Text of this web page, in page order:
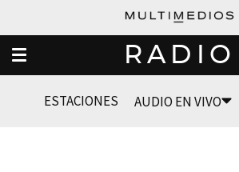
RADIO
ESTACIONES AUDIO EN VIVO